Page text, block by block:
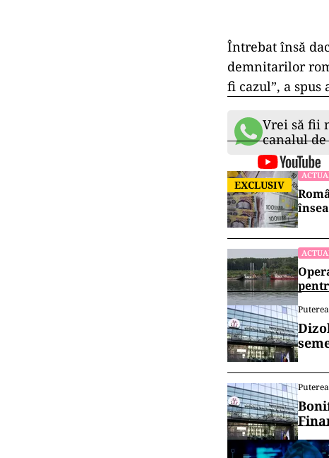
Întrebat însă
demnitarilor
fi cazul”, a spus
Vrei să fii
canalul
EXCLUSIV